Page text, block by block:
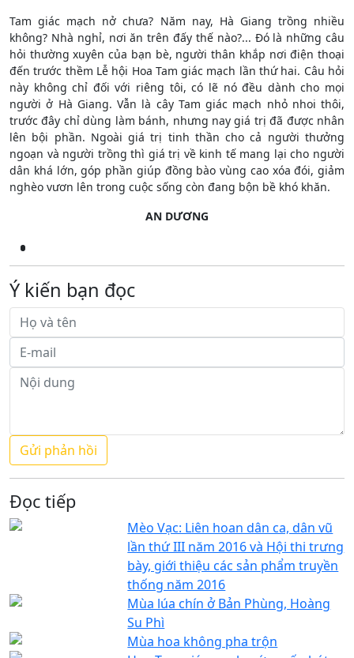
Tam giác mạch nở chưa? Năm nay, Hà Giang trồng nhiều
không? Nhà nghỉ, nơi ăn trên đấy thế nào?... Đó là những câu
hỏi thường xuyên của bạn bè, người thân khắp nơi điện thoại
đến trước thềm Lễ hội Hoa Tam giác mạch lần thứ hai. Câu hỏi
này không chỉ đối với riêng tôi, có lẽ nó đều dành cho mọi
người ở Hà Giang. Vẫn là cây Tam giác mạch nhỏ nhoi thôi,
trước đây chỉ dùng làm bánh, nhưng nay giá trị đã được nhân
lên bội phần. Ngoài giá trị tinh thần cho cả người thưởng
ngoạn và người trồng thì giá trị về kinh tế mang lại cho người
dân khá lớn, góp phần giúp đồng bào vùng cao xóa đói, giảm
nghèo vươn lên trong cuộc sống còn đang bộn bề khó khăn.
AN DƯƠNG
Ý kiến bạn đọc
Đọc tiếp
Mèo Vạc: Liên hoan dân ca, dân vũ
lần thứ III năm 2016 và Hội thi trưng
bày, giới thiệu các sản phẩm truyền
thống năm 2016
Mùa lúa chín ở Bản Phùng, Hoàng
Su Phì
Mùa hoa không pha trộn